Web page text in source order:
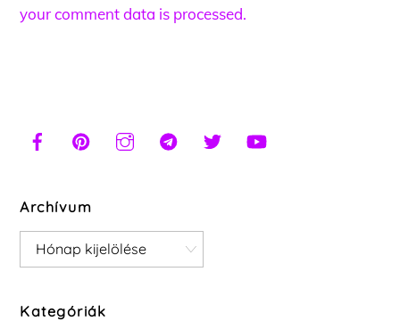
your comment data is processed.
Archívum
Archívum
Kategóriák